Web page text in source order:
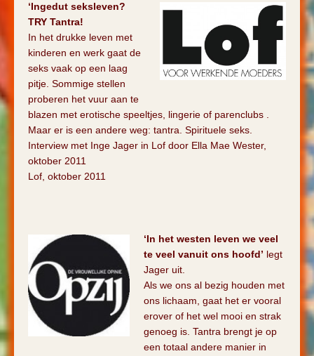
‘Ingedut seksleven?
TRY Tantra!
In het drukke leven met
kinderen en werk gaat de
seks vaak op een laag
pitje. Sommige stellen
proberen het vuur aan te
blazen met erotische speeltjes, lingerie of parenclubs .
Maar er is een andere weg: tantra. Spirituele seks.
Interview met Inge Jager in Lof door Ella Mae Wester,
oktober 2011
Lof, oktober 2011
‘In het westen leven we veel
te veel vanuit ons hoofd’ legt
Jager uit.
Als we ons al bezig houden met
ons lichaam, gaat het er vooral
erover of het wel mooi en strak
genoeg is. Tantra brengt je op
een totaal andere manier in